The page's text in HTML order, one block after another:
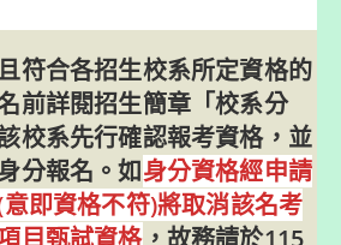
符合各招生校系所定資格的
前詳閱招生簡章「校系分
校系先行確認報考資格，並
分報名。如身分資格經申請
即資格不符)將取消該名考
目甄試資格，故務請於115